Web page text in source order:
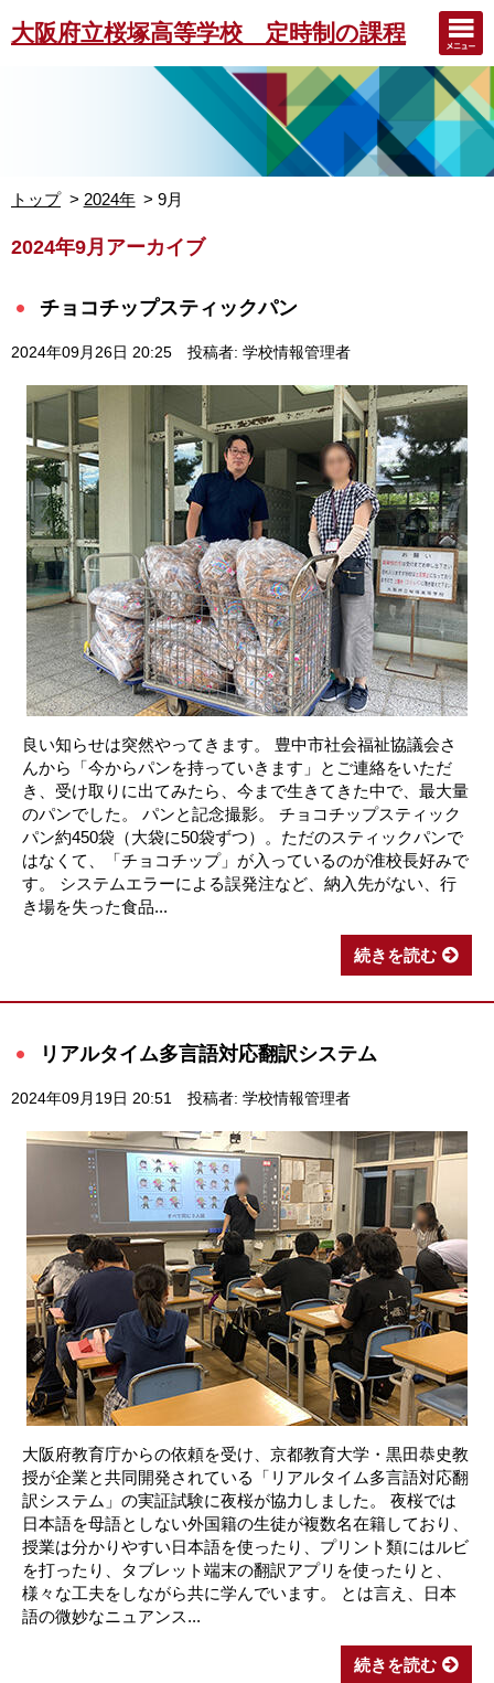
大阪府立桜塚高等学校 定時制の課程
トップ 2024年 9月
2024年9月アーカイブ
チョコチップスティックパン
2024年09月26日 20:25 投稿者: 学校情報管理者
良い知らせは突然やってきます。 豊中市社会福祉協議会さ
んから「今からパンを持っていきます」とご連絡をいただ
き、受け取りに出てみたら、今まで生きてきた中で、最大量
のパンでした。 パンと記念撮影。 チョコチップスティック
パン約450袋（大袋に50袋ずつ）。ただのスティックパンで
はなくて、「チョコチップ」が入っているのが准校長好みで
す。 システムエラーによる誤発注など、納入先がない、行
き場を失った食品...
続きを読む
リアルタイム多言語対応翻訳システム
2024年09月19日 20:51 投稿者: 学校情報管理者
大阪府教育庁からの依頼を受け、京都教育大学・黒田恭史教
授が企業と共同開発されている「リアルタイム多言語対応翻
訳システム」の実証試験に夜桜が協力しました。 夜桜では
日本語を母語としない外国籍の生徒が複数名在籍しており、
授業は分かりやすい日本語を使ったり、プリント類にはルビ
を打ったり、タブレット端末の翻訳アプリを使ったりと、
様々な工夫をしながら共に学んでいます。 とは言え、日本
語の微妙なニュアンス...
続きを読む